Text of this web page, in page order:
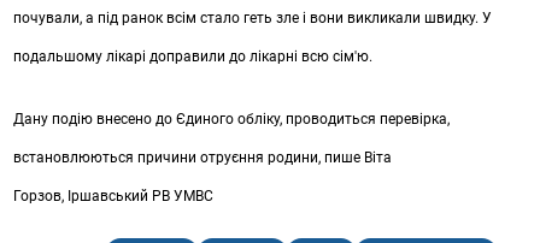
почували, а під ранок всім стало геть зле і вони викликали швидку. У
подальшому лікарі доправили до лікарні всю сім′ю.
Дану подію внесено до Єдиного обліку, проводиться перевірка,
встановлюються причини отруєння родини, пише Віта
Горзов, Іршавський РВ УМВС